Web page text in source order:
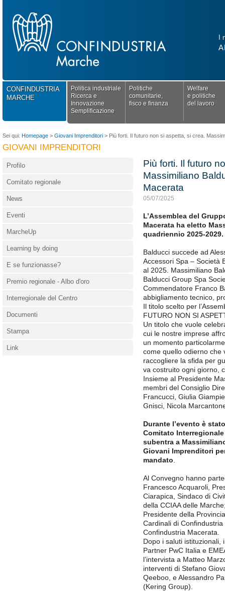
CONFINDUSTRIA
MARCHE
Politica industriale
Ricerca e
Innovazione
Semplificazione
Politiche
comunitarie,
fisco e finanza
Welfare
e politiche
del lavoro
Sei qui: Homepage > Giovani Imprenditori > Più forti. Il futuro non si aspetta, si crea.
GIOVANI IMPRENDITORI
Più forti. Il futuro
Massimiliano
Macerata
05/07/2025
L’Assemblea del
Macerata ha eletto
quadriennio 2025-2029.
Balducci succede ad
Accessori Spa – Società
al 2025. Massimiliano
Balducci Group Spa
Commendatore Franco
abbigliamento tecnico,
Il titolo scelto per
FUTURO NON SI
Un titolo che vuole
cui le nostre imprese
un momento
come quello odierno che
raccogliere la sfida per
va costruito ogni giorno,
Insieme al Presidente
membri del Consiglio
Francucci, Giulia
Gnisci, Nicola
Durante l’evento è
Comitato
subentra a
Giovani Imprenditori
mandato
Al Convegno hanno
Francesco Acquaroli,
Ciarapica, Sindaco di
della CCIAA delle
Presidente della
Cardinali di
Confindustria Macerata.
Dopo i saluti istituzionali,
Partner PwC Italia e
l’intervista a Matteo
interventi di Stefano
Qeeboo, e Alessandro
(Kering Group).
Profilo
Comitato regionale
News
Eventi
MarcheUp
Learning by doing
E se funzionasse?
Premio regionale - Albo d'oro
Interregionale del Centro
Documenti
Stampa
Link